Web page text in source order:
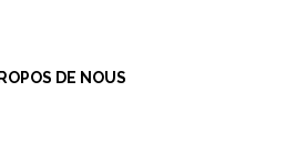
DE NOUS